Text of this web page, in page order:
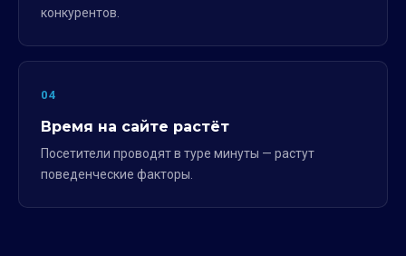
конкурентов.
04
Время на сайте растёт
Посетители проводят в туре минуты — растут
поведенческие факторы.